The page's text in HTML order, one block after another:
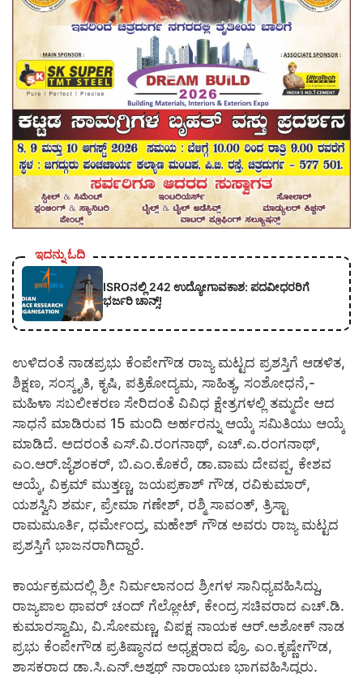
ಇದನ್ನು ಓದಿ
ISROನಲ್ಲಿ 242 ಉದ್ಯೋಗಾವಕಾಶ: ಪದವೀಧರರಿಗೆ
ಭರ್ಜರಿ ಚಾನ್ಸ್!
ಉಳಿದಂತೆ ನಾಡಪ್ರಭು ಕೆಂಪೇಗೌಡ ರಾಜ್ಯ ಮಟ್ಟದ ಪ್ರಶಸ್ತಿಗೆ ಆಡಳಿತ,
ಶಿಕ್ಷಣ, ಸಂಸ್ಕೃತಿ, ಕೃಷಿ, ಪತ್ರಿಕೋದ್ಯಮ, ಸಾಹಿತ್ಯ, ಸಂಶೋಧನೆ,-
ಮಹಿಳಾ ಸಬಲೀಕರಣ ಸೇರಿದಂತೆ ವಿವಿಧ ಕ್ಷೇತ್ರಗಳಲ್ಲಿ ತಮ್ಮದೇ ಆದ
ಸಾಧನೆ ಮಾಡಿರುವ 15 ಮಂದಿ ಅರ್ಹರನ್ನು ಆಯ್ಕೆ ಸಮಿತಿಯು ಆಯ್ಕೆ
ಮಾಡಿದೆ. ಅದರಂತೆ ಎಸ್.ವಿ.ರಂಗನಾಥ್, ಎಚ್.ಎ.ರಂಗನಾಥ್,
ಎಂ.ಆರ್.ಜೈಶಂಕರ್, ಬಿ.ಎಂ.ಕೊಕರೆ, ಡಾ.ವಾಮ ದೇವಪ್ಪ, ಕೇಶವ
ಆಯ್ಕೆ, ವಿಕ್ರಮ್ ಮುತ್ತಣ್ಣ, ಜಯಪ್ರಕಾಶ್ ಗೌಡ, ರವಿಕುಮಾರ್,
ಯಶಸ್ವಿನಿ ಶರ್ಮ, ಪ್ರೇಮಾ ಗಣೇಶ್, ರಶ್ಮಿ ಸಾವಂತ್, ತ್ರಿಸ್ಟಾ
ರಾಮಮೂರ್ತಿ, ಧರ್ಮೇಂದ್ರ, ಮಹೇಶ್ ಗೌಡ ಅವರು ರಾಜ್ಯ ಮಟ್ಟದ
ಪ್ರಶಸ್ತಿಗೆ ಭಾಜನರಾಗಿದ್ದಾರೆ.
ಕಾರ್ಯಕ್ರಮದಲ್ಲಿ ಶ್ರೀ ನಿರ್ಮಲಾನಂದ ಶ್ರೀಗಳ ಸಾನಿಧ್ಯವಹಿಸಿದ್ದು,
ರಾಜ್ಯಪಾಲ ಥಾವರ್ ಚಂದ್ ಗೆಲ್ಲೋಟ್, ಕೇಂದ್ರ ಸಚಿವರಾದ ಎಚ್.ಡಿ.
ಕುಮಾರಸ್ವಾಮಿ, ವಿ.ಸೋಮಣ್ಣ, ವಿಪಕ್ಷ ನಾಯಕ ಆರ್.ಅಶೋಕ್ ನಾಡ
ಪ್ರಭು ಕೆಂಪೇಗೌಡ ಪ್ರತಿಷ್ಠಾನದ ಅಧ್ಯಕ್ಷರಾದ ಪ್ರೊ. ಎಂ.ಕೃಷ್ಣೇಗೌಡ,
ಶಾಸಕರಾದ ಡಾ.ಸಿ.ಎನ್.ಅಶ್ವಥ್ ನಾರಾಯಣ ಭಾಗವಹಿಸಿದ್ದರು.